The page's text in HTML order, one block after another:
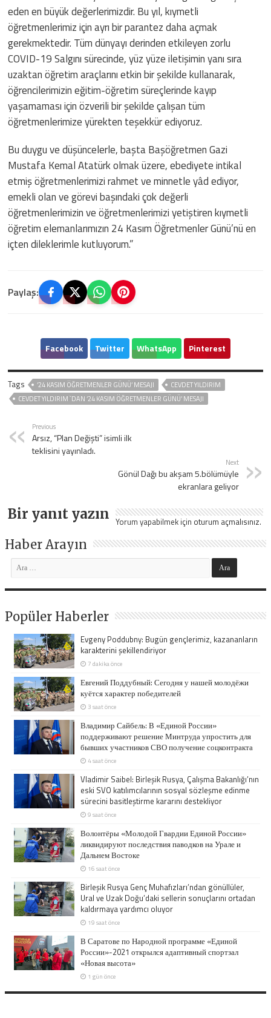
eden en büyük değerlerimizdir. Bu yıl, kıymetli
öğretmenlerimiz için ayrı bir parantez daha açmak
gerekmektedir. Tüm dünyayı derinden etkileyen zorlu
COVID-19 Salgını sürecinde, yüz yüze iletişimin yanı sıra
uzaktan öğretim araçlarını etkin bir şekilde kullanarak,
öğrencilerimizin eğitim-öğretim süreçlerinde kayıp
yaşamaması için özverili bir şekilde çalışan tüm
öğretmenlerimize yürekten teşekkür ediyoruz.
Bu duygu ve düşüncelerle, başta Başöğretmen Gazi
Mustafa Kemal Atatürk olmak üzere, ebediyete intikal
etmiş öğretmenlerimizi rahmet ve minnetle yâd ediyor,
emekli olan ve görevi başındaki çok değerli
öğretmenlerimizin ve öğretmenlerimizi yetiştiren kıymetli
öğretim elemanlarımızın 24 Kasım Öğretmenler Günü’nü en
içten dileklerimle kutluyorum.”
Paylaş:
Facebook Twitter WhatsApp Pinterest
Tags ‘24 KASIM ÖĞRETMENLER GÜNÜ’ MESAJI
CEVDET YILDIRIM
CEVDET YILDIRIM `DAN ‘24 KASIM ÖĞRETMENLER GÜNÜ’ MESAJI
Previous
Arsız, “Plan Değişti” isimli ilk
teklisini yayınladı.
Next
Gönül Dağı bu akşam 5.bölümüyle
ekranlara geliyor
Bir yanıt yazın Yorum yapabilmek için oturum açmalısınız.
Haber Arayın
Popüler Haberler
Evgeny Poddubny: Bugün gençlerimiz, kazananların
karakterini şekillendiriyor
7 dakika önce
Евгений Поддубный: Сегодня у нашей молодёжи
куётся характер победителей
3 saat önce
Владимир Сайбель: В «Единой России»
поддерживают решение Минтруда упростить для
бывших участников СВО получение соцконтракта
4 saat önce
Vladimir Saibel: Birleşik Rusya, Çalışma Bakanlığı’nın
eski SVO katılımcılarının sosyal sözleşme edinme
sürecini basitleştirme kararını destekliyor
9 saat önce
Волонтёры «Молодой Гвардии Единой России»
ликвидируют последствия паводков на Урале и
Дальнем Востоке
16 saat önce
Birleşik Rusya Genç Muhafızları’ndan gönüllüler,
Ural ve Uzak Doğu’daki sellerin sonuçlarını ortadan
kaldırmaya yardımcı oluyor
19 saat önce
В Саратове по Народной программе «Единой
России»-2021 открылся адаптивный спортзал
«Новая высота»
1 gün önce